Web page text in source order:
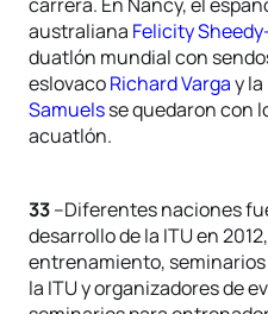
australiana Felicity
duatlón mundial con
eslovacoRichard Vargay
Samuelsse quedaron con
acuatlón.
33–Diferentes naciones
desarrollo de la ITU en
entrenamiento,
la ITU y organizadores de